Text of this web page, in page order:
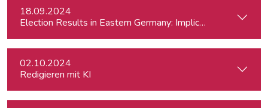
18.09.2024
Election Results in Eastern Germany:
02.10.2024
Redigieren mit KI